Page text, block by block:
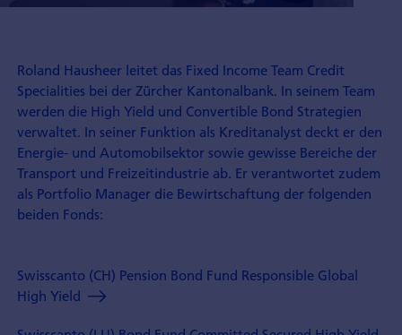
Roland Hausheer leitet das Fixed Income Team Credit
Specialities bei der Zürcher Kantonalbank. In seinem Team
werden die High Yield und Convertible Bond Strategien
verwaltet. In seiner Funktion als Kreditanalyst deckt er den
Energie- und Automobilsektor sowie gewisse Bereiche der
Transport und Freizeitindustrie ab. Er verantwortet zudem
als Portfolio Manager die Bewirtschaftung der folgenden
beiden Fonds:
Swisscanto (CH) Pension Bond Fund Responsible Global
High Yield